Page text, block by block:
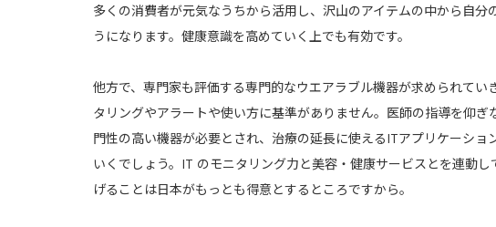
多くの消費者が元気なうちから活用し、沢山のアイテムの中から自分
うになります。健康意識を高めていく上でも有効です。
他方で、専門家も評価する専門的なウエアラブル機器が求められてい
タリングやアラートや使い方に基準がありません。医師の指導を仰
門性の高い機器が必要とされ、治療の延長に使えるITアプリケーショ
いくでしょう。IT のモニタリング力と美容・健康サービスとを連動
げることは日本がもっとも得意とするところですから。